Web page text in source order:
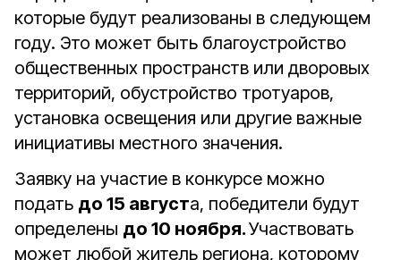
которые будут реализованы в следующем
году. Это может быть благоустройство
общественных пространств или дворовых
территорий, обустройство тротуаров,
установка освещения или другие важные
инициативы местного значения.
Заявку на участие в конкурсе можно
подать до 15 августа, победители будут
определены до 10 ноября.Участвовать
может любой житель региона, которому